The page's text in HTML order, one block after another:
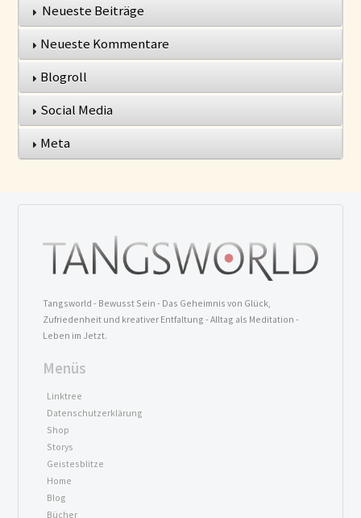
Neueste Beiträge
Neueste Kommentare
Blogroll
Social Media
Meta
Tangsworld - Bewusst Sein - Das Geheimnis von Glück,
Zufriedenheit und kreativer Entfaltung - Alltag als Meditation -
Leben im Jetzt.
Menüs
Linktree
Datenschutzerklärung
Shop
Storys
Geistesblitze
Home
Blog
Bücher